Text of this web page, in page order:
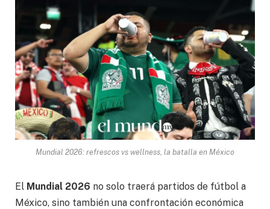
Mundial 2026: refrescos vs wellness, la batalla en México
El Mundial 2026 no solo traerá partidos de fútbol a
México, sino también una confrontación económica